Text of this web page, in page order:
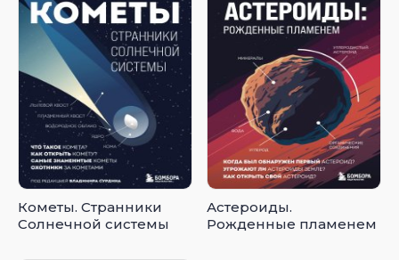
Кометы. Странники
Солнечной системы
Астероиды.
Рожденные пламенем